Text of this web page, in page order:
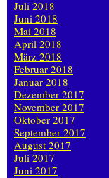
Juli 2018
Juni 2018
Mai 2018
April 2018
März 2018
Februar 2018
Januar 2018
Dezember 2017
November 2017
Oktober 2017
September 2017
August 2017
Juli 2017
Juni 2017